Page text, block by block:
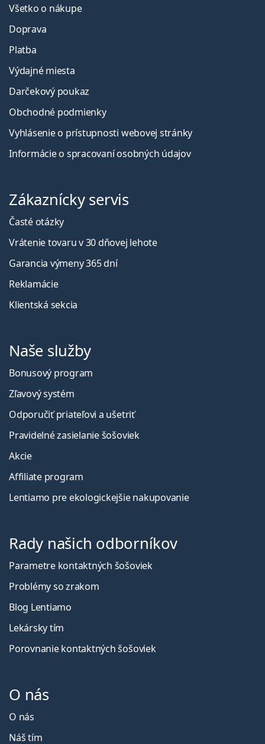
Všetko o nákupe
Doprava
Platba
Výdajné miesta
Darčekový poukaz
Obchodné podmienky
Vyhlásenie o prístupnosti webovej stránky
Informácie o spracovaní osobných údajov
Zákaznícky servis
Časté otázky
Vrátenie tovaru v 30 dňovej lehote
Garancia výmeny 365 dní
Reklamácie
Klientská sekcia
Naše služby
Bonusový program
Zľavový systém
Odporučiť priateľovi a ušetriť
Pravidelné zasielanie šošoviek
Akcie
Affiliate program
Lentiamo pre ekologickejšie nakupovanie
Rady našich odborníkov
Parametre kontaktných šošoviek
Problémy so zrakom
Blog Lentiamo
Lekársky tím
Porovnanie kontaktných šošoviek
O nás
O nás
Náš tím